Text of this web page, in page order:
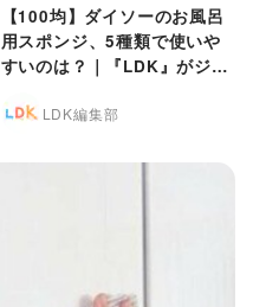
【100均】ダイソーのお風呂
用スポンジ、5種類で使いや
すいのは？｜『LDK』がジャ
LDK編集部